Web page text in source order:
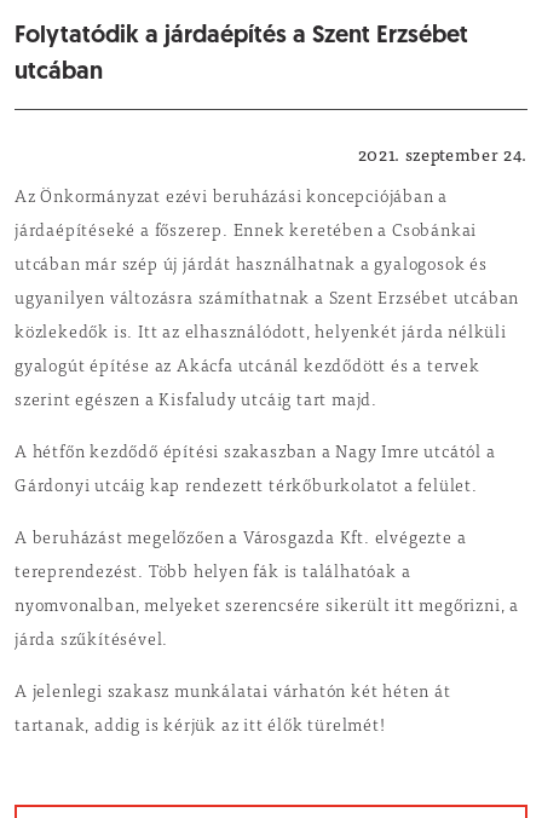
Folytatódik a járdaépítés a Szent Erzsébet
utcában
2021. szeptember 24.
Az Önkormányzat ezévi beruházási koncepciójában a
járdaépítéseké a főszerep. Ennek keretében a Csobánkai
utcában már szép új járdát használhatnak a gyalogosok és
ugyanilyen változásra számíthatnak a Szent Erzsébet utcában
közlekedők is. Itt az elhasználódott, helyenkét járda nélküli
gyalogút építése az Akácfa utcánál kezdődött és a tervek
szerint egészen a Kisfaludy utcáig tart majd.
A hétfőn kezdődő építési szakaszban a Nagy Imre utcától a
Gárdonyi utcáig kap rendezett térkőburkolatot a felület.
A beruházást megelőzően a Városgazda Kft. elvégezte a
tereprendezést. Több helyen fák is találhatóak a
nyomvonalban, melyeket szerencsére sikerült itt megőrizni, a
járda szűkítésével.
A jelenlegi szakasz munkálatai várhatón két héten át
tartanak, addig is kérjük az itt élők türelmét!